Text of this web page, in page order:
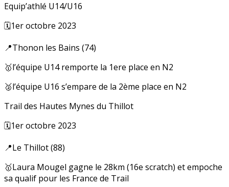
Equip’athlé U14/U16
🗓️1er octobre 2023
📍Thonon les Bains (74)
🥇l’équipe U14 remporte la 1ere place en N2
🥈l’équipe U16 s’empare de la 2ème place en N2
Trail des Hautes Mynes du Thillot
🗓️1er octobre 2023
📍Le Thillot (88)
🥇Laura Mougel gagne le 28km (16e scratch) et empoche
sa qualif pour les France de Trail